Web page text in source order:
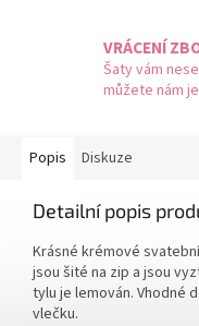
VRÁCENÍ
Šaty vám
můžete nám
Popis Diskuze
Detailní popis
Krásné krémové
jsou šité na zip a jsou
tylu je lemován. Vhodné
vlečku.